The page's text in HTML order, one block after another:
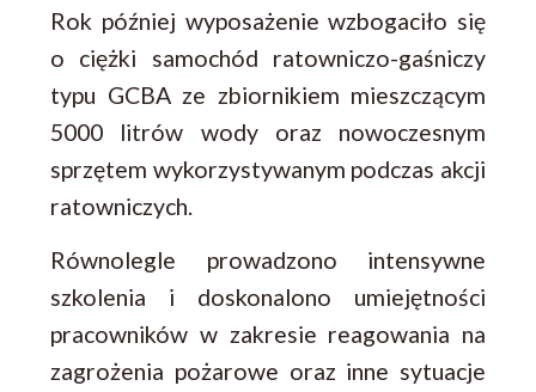
Rok później wyposażenie wzbogaciło się
o ciężki samochód ratowniczo-gaśniczy
typu GCBA ze zbiornikiem mieszczącym
5000 litrów wody oraz nowoczesnym
sprzętem wykorzystywanym podczas akcji
ratowniczych.
Równolegle prowadzono intensywne
szkolenia i doskonalono umiejętności
pracowników w zakresie reagowania na
zagrożenia pożarowe oraz inne sytuacje